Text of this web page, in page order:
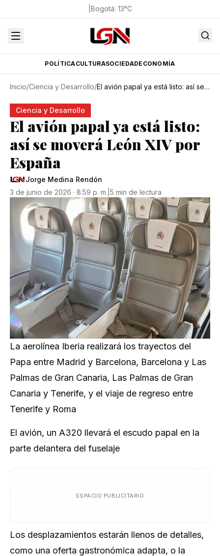
Bogotá: 13°C
POLÍTICACULTURASOCIEDADECONOMÍA
Inicio/Ciencia y Desarrollo/ El avión papal ya está listo: así se moverá León XIV por España
Ciencia y Desarrollo
El avión papal ya está listo:
así se moverá León XIV por
España
Jorge Medina Rendón
3 de junio de 2026 · 8:59 p. m. 5 min de lectura
La aerolínea Iberia realizará los trayectos del
Papa entre Madrid y Barcelona, Barcelona y Las
Palmas de Gran Canaria, Las Palmas de Gran
Canaria y Tenerife, y el viaje de regreso entre
Tenerife y Roma
El avión, un A320 llevará el escudo papal en la
parte delantera del fuselaje
ESPACIO PUBLICITARIO
Los desplazamientos estarán llenos de detalles,
como una oferta gastronómica adapta, o la